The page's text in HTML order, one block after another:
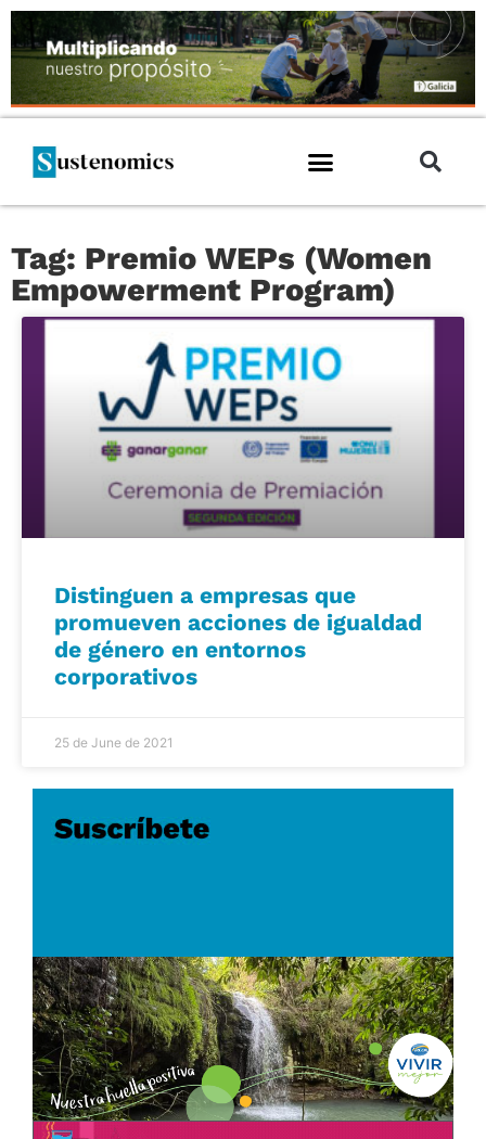
Tag: Premio WEPs (Women
Empowerment Program)
Distinguen a empresas que
promueven acciones de igualdad
de género en entornos
corporativos
25 de June de 2021